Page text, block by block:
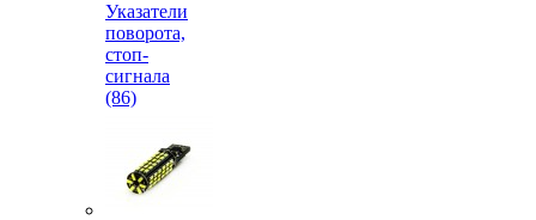
Указатели
поворота,
стоп-
сигнала
(86)